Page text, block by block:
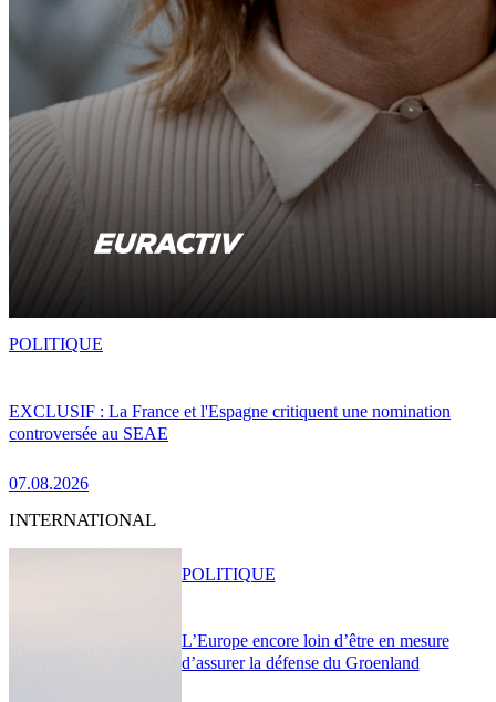
EXCLUSIF : La France et l'Espagne critiquent une nomination
controversée au SEAE
07.08.2026
POLITIQUE
INTERNATIONAL
L’Europe encore loin d’être en mesure
d’assurer la défense du Groenland
POLITIQUE